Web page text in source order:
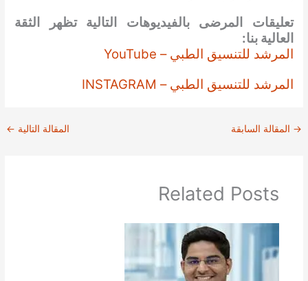
تعليقات المرضى بالفيديوهات التالية تظهر الثقة
العالية بنا:
المرشد للتنسيق الطبي – YouTube
المرشد للتنسيق الطبي – INSTAGRAM
→ المقالة السابقة المقالة التالية ←
Related Posts